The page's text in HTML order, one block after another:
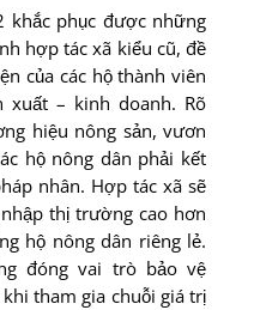
khắc phục được những
hợp tác xã kiểu cũ, đề
của các hộ thành viên
xuất – kinh doanh. Rõ
hiệu nông sản, vươn
hộ nông dân phải kết
nhân. Hợp tác xã sẽ
thị trường cao hơn
hộ nông dân riêng lẻ.
đóng vai trò bảo vệ
tham gia chuỗi giá trị